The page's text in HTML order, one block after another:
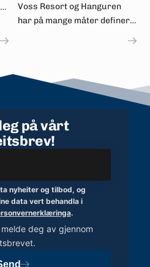
Voss Resort og Hanguren
har på mange måter definert
på vårt
nyheiter og tilbod, og
data vert behandla i
.
deg av gjennom